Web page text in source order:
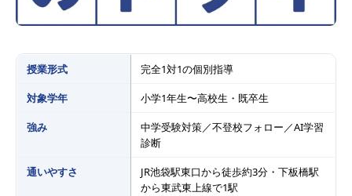
授業形式 完全1対1の個別指導
対象学年 小学1年生〜高校生・既卒生
強み
中学受験対策／不登校フォロー／AI学習
診断
通いやすさ
JR池袋駅東口から徒歩約3分・下板橋駅
から東武東上線で1駅